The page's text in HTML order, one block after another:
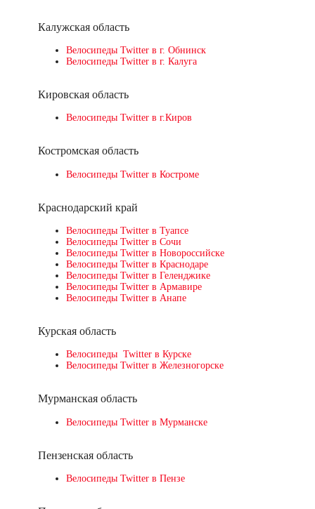
Калужская область
Велосипеды Twitter в г. Обнинск
Велосипеды Twitter в г. Калуга
Кировская область
Велосипеды Twitter в г.Киров
Костромская область
Велосипеды Twitter в Костроме
Краснодарский край
Велосипеды Twitter в Туапсе
Велосипеды Twitter в Сочи
Велосипеды Twitter в Новороссийске
Велосипеды Twitter в Краснодаре
Велосипеды Twitter в Геленджике
Велосипеды Twitter в Армавире
Велосипеды Twitter в Анапе
Курская область
Велосипеды Twitter в Курске
Велосипеды Twitter в Железногорске
Мурманская область
Велосипеды Twitter в Мурманске
Пензенская область
Велосипеды Twitter в Пензе